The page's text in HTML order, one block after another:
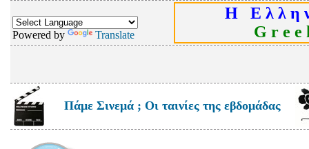
Powered by Translate
Η Ε λ λ η
G r e e
Πάμε Σινεμά ; Οι ταινίες της εβδομάδας